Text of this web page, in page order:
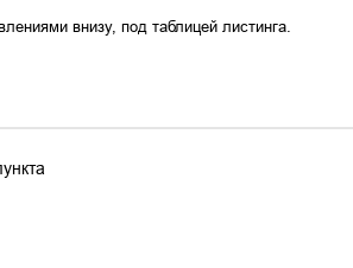
внизу, под таблицей листинга.